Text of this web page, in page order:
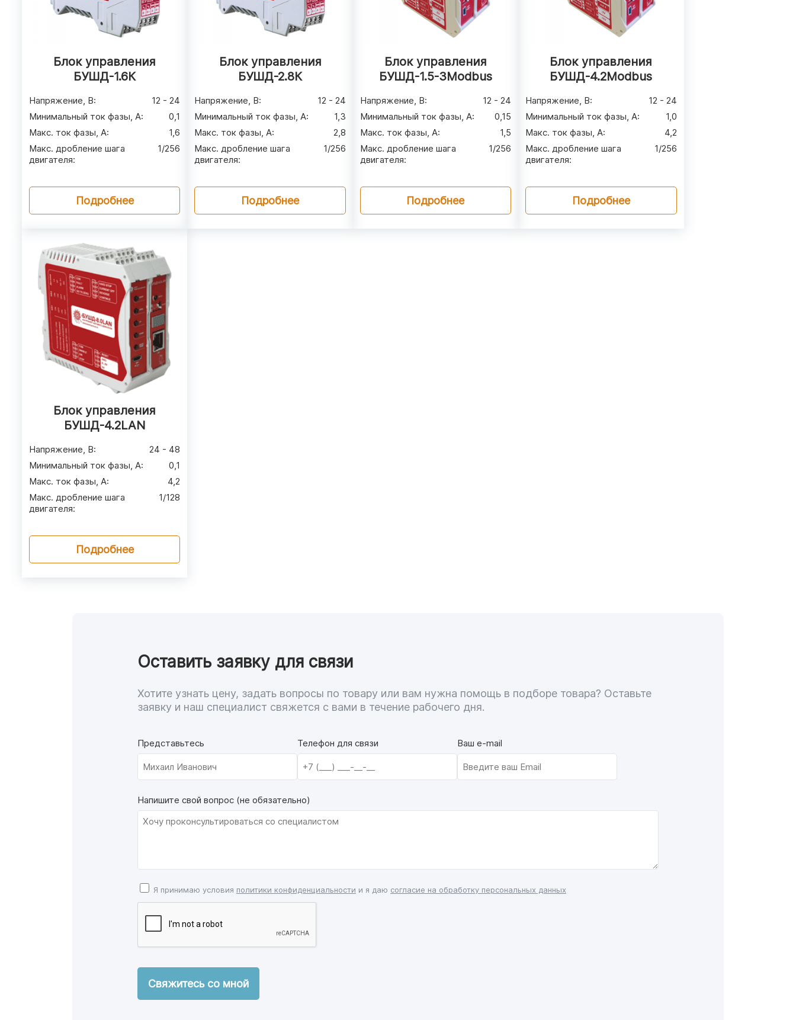
Блок управления
БУШД-1.6К
Напряжение, В:
12 - 24
Минимальный ток фазы, А:
0,1
Макс. ток фазы, А:
1,6
Макс. дробление шага
двигателя:
1/256
Подробнее
Блок управления
БУШД-2.8К
Напряжение, В:
12 - 24
Минимальный ток фазы, А:
1,3
Макс. ток фазы, А:
2,8
Макс. дробление шага
двигателя:
1/256
Подробнее
Блок управления
БУШД-1.5-3Modbus
Напряжение, В:
12 - 24
Минимальный ток фазы, А:
0,15
Макс. ток фазы, А:
1,5
Макс. дробление шага
двигателя:
1/256
Подробнее
Блок управления
БУШД-4.2Modbus
Напряжение, В:
12 - 24
Минимальный ток фазы, А:
1,0
Макс. ток фазы, А:
4,2
Макс. дробление шага
двигателя:
1/256
Подробнее
Блок управления
БУШД-4.2LAN
Напряжение, В:
24 - 48
Минимальный ток фазы, А:
0,1
Макс. ток фазы, А:
4,2
Макс. дробление шага
двигателя:
1/128
Подробнее
Оставить заявку для связи
Хотите узнать цену, задать вопросы по товару или вам нужна помощь в подборе товара? Оставьте
заявку и наш специалист свяжется с вами в течение рабочего дня.
Представьтесь Телефон для связи Ваш e-mail
Напишите свой вопрос (не обязательно)
Я принимаю условия политики конфиденциальности и я даю согласие на обработку персональных данных